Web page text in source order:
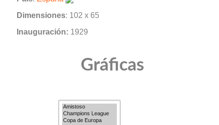
Dimensiones: 102 x 65
Inauguración: 1929
Gráficas